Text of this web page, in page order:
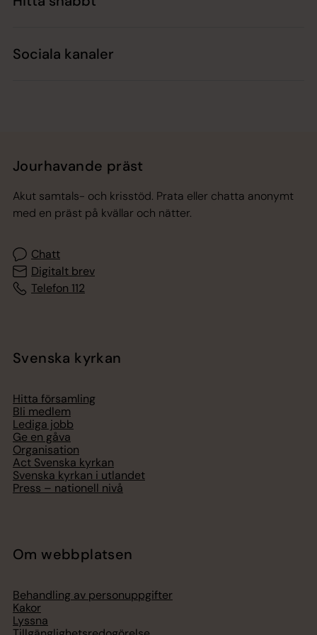
Sociala kanaler
Jourhavande präst
Akut samtals- och krisstöd. Prata eller chatta anonymt
med en präst på kvällar och nätter.
Chatt
Digitalt brev
Telefon 112
Svenska kyrkan
Hitta församling
Bli medlem
Lediga jobb
Ge en gåva
Organisation
Act Svenska kyrkan
Svenska kyrkan i utlandet
Press – nationell nivå
Om webbplatsen
Behandling av personuppgifter
Kakor
Lyssna